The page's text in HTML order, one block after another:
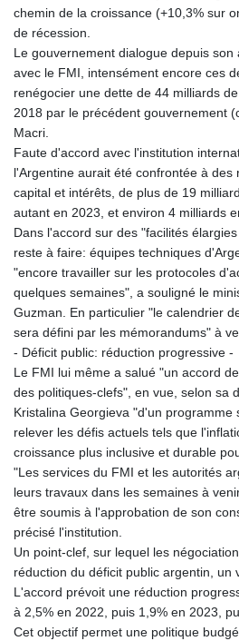
chemin de la croissance (+10,3% sur
de récession.
Le gouvernement dialogue depuis
avec le FMI, intensément encore ces
renégocier une dette de 44 milliards
2018 par le précédent gouvernement
Macri.
Faute d'accord avec l'institution
l'Argentine aurait été confrontée à des
capital et intérêts, de plus de 19
autant en 2023, et environ 4 milliards
Dans l'accord sur des "facilités
reste à faire: équipes techniques
"encore travailler sur les protocoles
quelques semaines", a souligné le
Guzman. En particulier "le calendrier
sera défini par les mémorandums" à
- Déficit public: réduction progressive -
Le FMI lui même a salué "un accord
des politiques-clefs", en vue, selon sa
Kristalina Georgieva "d'un
relever les défis actuels tels que
croissance plus inclusive et durable
"Les services du FMI et les autorités
leurs travaux dans les semaines à
être soumis à l'approbation de son
précisé l'institution.
Un point-clef, sur lequel les
réduction du déficit public argentin, un
L'accord prévoit une réduction
à 2,5% en 2022, puis 1,9% en 2023,
Cet objectif permet une politique